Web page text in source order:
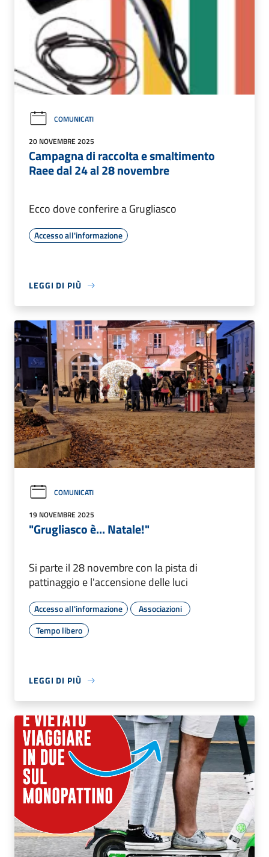
COMUNICATI
20 NOVEMBRE 2025
Campagna di raccolta e smaltimento
Raee dal 24 al 28 novembre
Ecco dove conferire a Grugliasco
Accesso all'informazione
LEGGI DI PIÙ
COMUNICATI
19 NOVEMBRE 2025
"Grugliasco è... Natale!"
Si parte il 28 novembre con la pista di
pattinaggio e l'accensione delle luci
Accesso all'informazione
Associazioni
Tempo libero
LEGGI DI PIÙ